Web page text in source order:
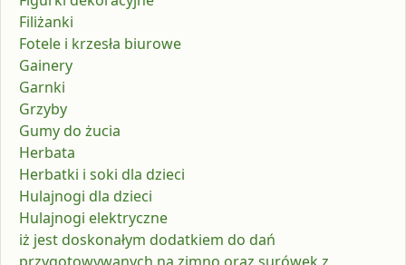
Filiżanki
Fotele i krzesła biurowe
Gainery
Garnki
Grzyby
Gumy do żucia
Herbata
Herbatki i soki dla dzieci
Hulajnogi dla dzieci
Hulajnogi elektryczne
iż jest doskonałym dodatkiem do dań